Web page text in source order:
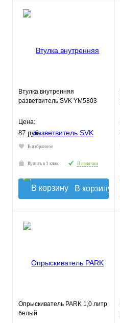
Втулка внутренняя
разветвитель SVK YM5803
Цена:
87 руб.
В избранное
Купить в 1 клик В наличии
В корзину
Опрыскиватель PARK 1,0 литр
белый